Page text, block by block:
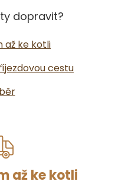
dopravit?
až ke kotli
cestu
až ke kotli